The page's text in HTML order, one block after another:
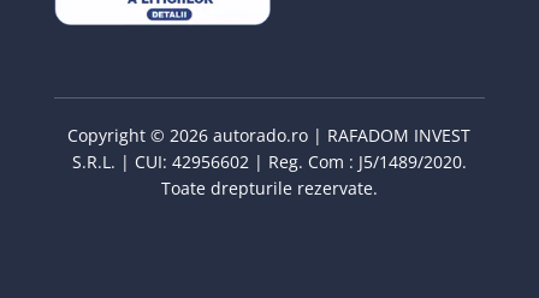
Copyright © 2026 autorado.ro | RAFADOM INVEST
S.R.L. | CUI: 42956602 | Reg. Com : J5/1489/2020.
Toate drepturile rezervate.